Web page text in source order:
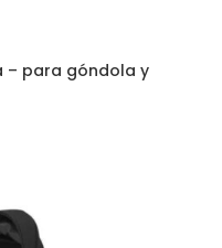
– para góndola y